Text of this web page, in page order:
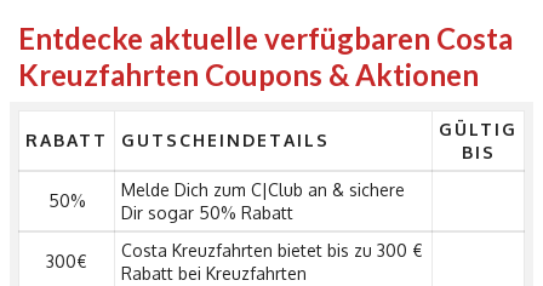
Entdecke aktuelle verfügbaren Costa
Kreuzfahrten Coupons & Aktionen
RABATT GUTSCHEINDETAILS
GÜLTIG
BIS
50%
Melde Dich zum C|Club an & sichere
Dir sogar 50% Rabatt
300€
Costa Kreuzfahrten bietet bis zu 300 €
Rabatt bei Kreuzfahrten